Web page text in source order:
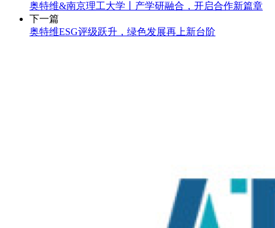
奥特维&南京理工大学丨产学研融合，开启合作新篇章
下一篇
奥特维ESG评级跃升，绿色发展再上新台阶